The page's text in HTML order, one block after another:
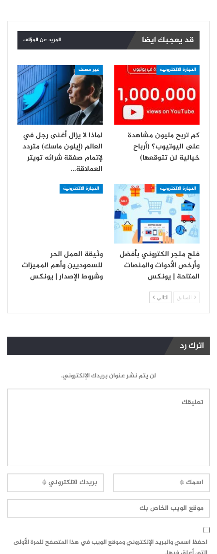
قد يعجبك ايضا المزيد عن المؤلف
التجارة الالكترونية
كم تربح مليون مشاهدة
على اليوتيوب؟ (أرباح
خيالية لن تتوقعها)
غير مصنف
لماذا لا يزال أغنى رجل في
العالم (إيلون ماسك) متردد
لإتمام صفقة شرائه تويتر
العملاقة…
التجارة الالكترونية
فتح متجر الكتروني بأفضل
وأرخص الأدوات والمنصات
المتاحة | يونكس
التجارة الالكترونية
وثيقة العمل الحر
للسعوديين وأهم المميزات
وشروط الإصدار | يونكس
السابق التالي
اترك رد
لن يتم نشر عنوان بريدك الإلكتروني.
احفظ اسمي والبريد الإلكتروني وموقع الويب في هذا المتصفح للمرة الأولى